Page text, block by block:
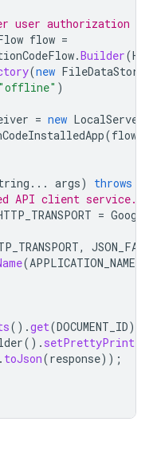
user authorization
flow =
.Builder(
(new
"offline" )
= new
(flow
... args) throws
API client service.
=
,
(APPLICATION_NAME
().get(DOCUMENT_ID).
().
. toJson(response));